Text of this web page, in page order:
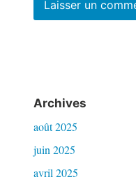
Archives
août 2025
juin 2025
avril 2025